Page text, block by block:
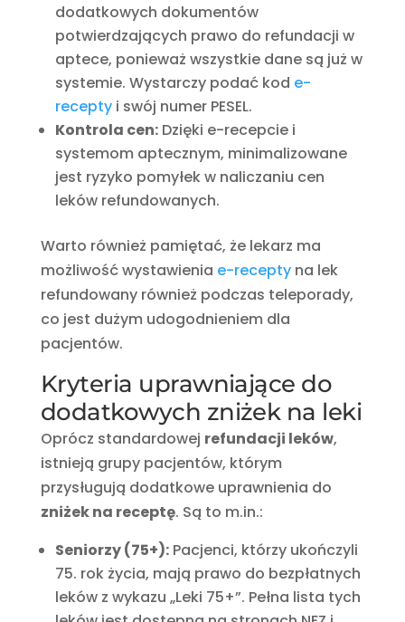
dodatkowych dokumentów
potwierdzających prawo do refundacji w
aptece, ponieważ wszystkie dane są już w
systemie. Wystarczy podać kod e-
receptyi swój numer PESEL.
Kontrola cen:Dzięki e-recepcie i
systemom aptecznym, minimalizowane
jest ryzyko pomyłek w naliczaniu cen
leków refundowanych.
Warto również pamiętać, że lekarz ma
możliwość wystawienia e-receptyna lek
refundowany również podczas teleporady,
co jest dużym udogodnieniem dla
pacjentów.
Kryteria uprawniające do
dodatkowych zniżek na leki
Oprócz standardowej refundacji leków,
istnieją grupy pacjentów, którym
przysługują dodatkowe uprawnienia do
zniżek na receptę. Są to m.in.:
Seniorzy (75+):Pacjenci, którzy ukończyli
75. rok życia, mają prawo do bezpłatnych
leków z wykazu „Leki 75+”. Pełna lista tych